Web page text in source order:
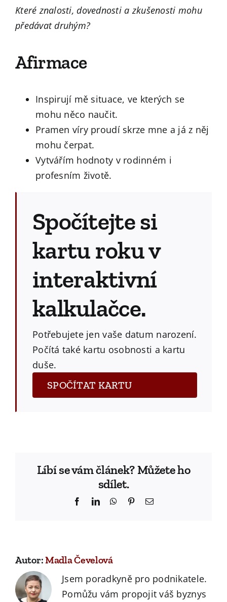
Které znalosti, dovednosti a zkušenosti mohu
předávat druhým?
Afirmace
Inspirují mě situace, ve kterých se
mohu něco naučit.
Pramen víry proudí skrze mne a já z něj
mohu čerpat.
Vytvářím hodnoty v rodinném i
profesním životě.
Spočítejte si
kartu roku v
interaktivní
kalkulačce.
Potřebujete jen vaše datum narození.
Počítá také kartu osobnosti a kartu
duše.
SPOČÍTAT KARTU
Líbí se vám článek? Můžete ho
sdílet.
FacebookLinkedInWhatsApp
PinterestEmail
Autor:Madla Čevelová
Jsem poradkyně pro podnikatele.
Pomůžu vám propojit váš byznys